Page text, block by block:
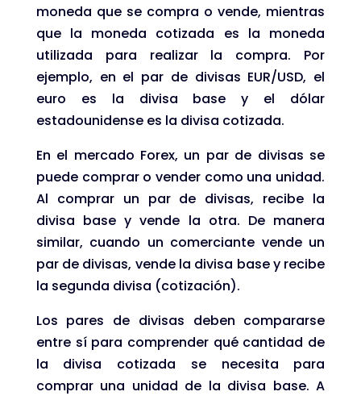
moneda que se compra o vende, mientras
que la moneda cotizada es la moneda
utilizada para realizar la compra. Por
ejemplo, en el par de divisas EUR/USD, el
euro es la divisa base y el dólar
estadounidense es la divisa cotizada.
En el mercado Forex, un par de divisas se
puede comprar o vender como una unidad.
Al comprar un par de divisas, recibe la
divisa base y vende la otra. De manera
similar, cuando un comerciante vende un
par de divisas, vende la divisa base y recibe
la segunda divisa (cotización).
Los pares de divisas deben compararse
entre sí para comprender qué cantidad de
la divisa cotizada se necesita para
comprar una unidad de la divisa base. A